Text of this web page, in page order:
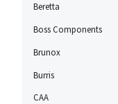
Beretta
Boss Components
Brunox
Burris
CAA